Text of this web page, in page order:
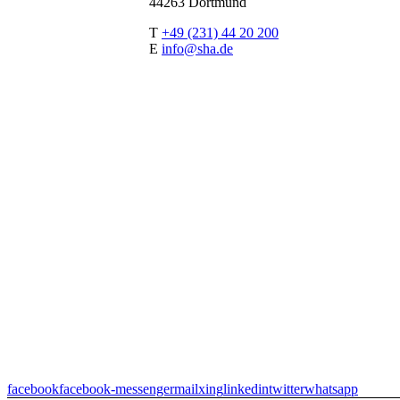
T +49 (231) 44 20 200
E info@sha.de
facebookfacebook-messengermailxinglinkedintwitterwhatsapp